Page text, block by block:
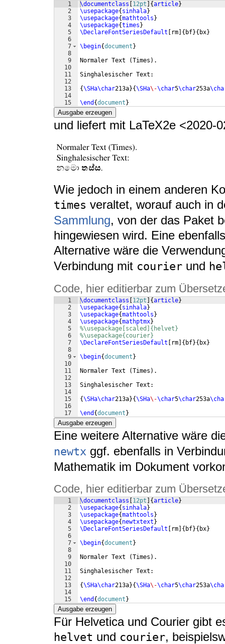
1
2
3
4
5
6
7
8
9
10
11
12
13
14
15
\documentclass 12pt {article}
\usepackage{ sinhala}
\usepackage{mathtools }
\usepackage{times }
\DeclareFontSeriesDefault
rm { bf}{ bx}
\begin{document }
Normaler Text
(Times ) .
Singhalesischer Text:
{\SHa\char213a}{\SHa\-\char5\char253a
\end {document }
Ausgabe erzeugen
und liefert mit LaTeX2e <2020-
Wie jedoch in einem anderen
times veraltet, worauf auch in
Sammlung, von der das Paket
hingewiesen wird. Eine
Alternative wäre die
Verbindung mit courier und
Code, hier editierbar zum
1
2
3
4
5
6
7
8
9
10
11
12
13
14
15
16
17
\documentclass 12pt {article}
\usepackage{ sinhala}
\usepackage{mathtools }
\usepackage{mathptmx}
%\usepackage[scaled]{helvet}
%\usepackage{courier}
\DeclareFontSeriesDefault
rm { bf}{ bx}
\begin{document }
Normaler Text
(Times ) .
Singhalesischer Text:
{\SHa\char213a}{\SHa\-\char5\char253a
\end {document }
Ausgabe erzeugen
Eine weitere Alternative wäre
newtx ggf. ebenfalls in
Mathematik im Dokument
Code, hier editierbar zum
1
2
3
4
5
6
7
8
9
10
11
12
13
14
15
\documentclass 12pt {article}
\usepackage{ sinhala}
\usepackage{mathtools }
\usepackage{ newtxtext }
\DeclareFontSeriesDefault
rm { bf}{ bx}
\begin{document }
Normaler Text
(Times ) .
Singhalesischer Text:
{\SHa\char213a}{\SHa\-\char5\char253a
\end {document }
Ausgabe erzeugen
Für Helvetica und Courier gibt
helvet und courier,